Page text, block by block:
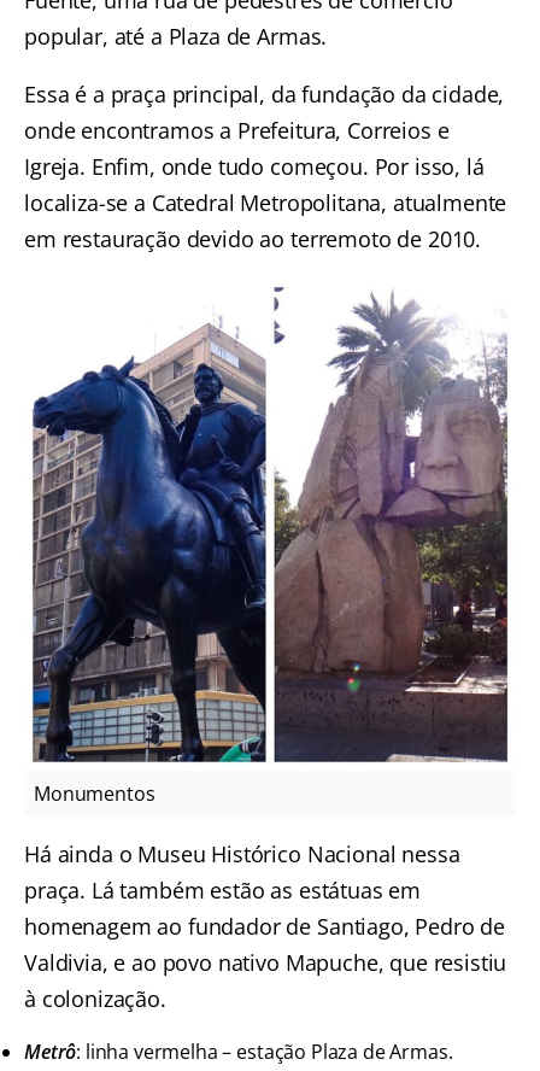
popular, até a Plaza de Armas.
Essa é a praça principal, da fundação da cidade,
onde encontramos a Prefeitura, Correios e
Igreja. Enfim, onde tudo começou. Por isso, lá
localiza-se a Catedral Metropolitana, atualmente
em restauração devido ao terremoto de 2010.
Monumentos
Há ainda o Museu Histórico Nacional nessa
praça. Lá também estão as estátuas em
homenagem ao fundador de Santiago, Pedro de
Valdivia, e ao povo nativo Mapuche, que resistiu
à colonização.
Metrô: linha vermelha – estação Plaza de Armas.